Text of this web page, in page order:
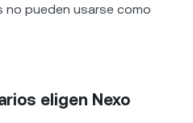
pueden usarse como
eligen Nexo